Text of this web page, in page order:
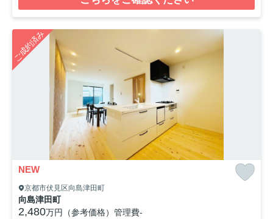
ご成約済み
NEW
京都市伏見区向島津田町
向島津田町
2,480万円（参考価格） 管理費-